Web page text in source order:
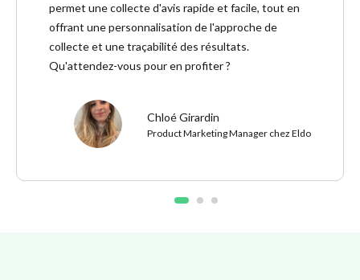
permet une collecte d'avis rapide et facile, tout en
offrant une personnalisation de l'approche de
collecte et une traçabilité des résultats.
Qu'attendez-vous pour en profiter ?
Chloé Girardin
Product Marketing Manager chez Eldo